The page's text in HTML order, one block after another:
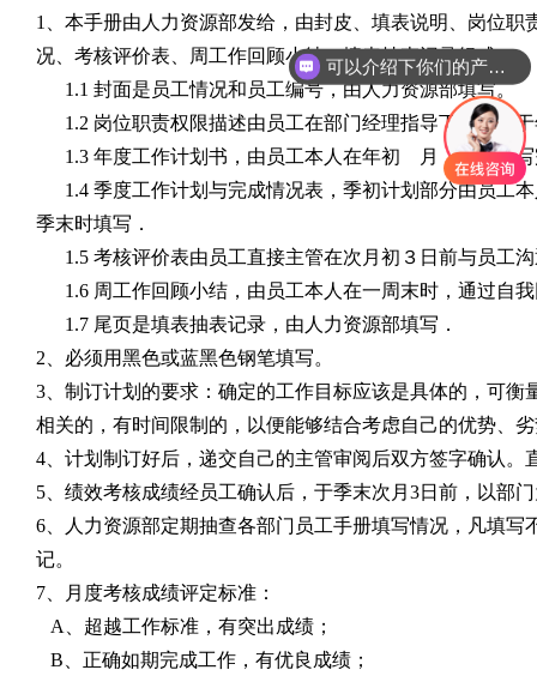
1
、本手册由人力资源部发给，由封皮、填表说明、岗位
况、考核评价表、周工作回顾小结，填表抽查记录组成；
1.1 封面是员工情况和员工编号，由人力资源部填写。
1.2 岗位职责权限描述由员工在部门经理指导下，本人
1.3 年度工作计划书，由员工本人在年初 月 日前填写
1.4 季度工作计划与完成情况表，季初计划部分由员工
季末时填写．
1.5 考核评价表由员工直接主管在次月初３日前与员工
1.6 周工作回顾小结，由员工本人在一周末时，通过自
1.7 尾页是填表抽表记录，由人力资源部填写．
2 、必须用黑色或蓝黑色钢笔填写。
3 、制订计划的要求：确定的工作目标应该是具体的，可
相关的，有时间限制的，以便能够结合考虑自己的优势、
4 、计划制订好后，递交自己的主管审阅后双方签字确认
5 、绩效考核成绩经员工确认后，于季末次月 3日前，以部
6 、人力资源部定期抽查各部门员工手册填写情况，凡填
记。
7 、月度考核成绩评定标准：
A
、超越工作标准，有突出成绩；
B 、正确如期完成工作，有优良成绩；
可以介绍下你们的产品么